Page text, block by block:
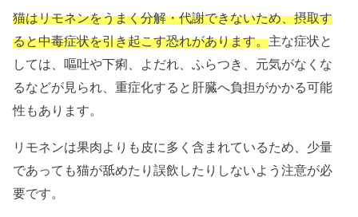
猫はリモネンをうまく分解・代謝できないため、摂取す
ると中毒症状を引き起こす恐れがあります。主な症状と
しては、嘔吐や下痢、よだれ、ふらつき、元気がなくな
るなどが見られ、重症化すると肝臓へ負担がかかる可能
性もあります。
リモネンは果肉よりも皮に多く含まれているため、少量
であっても猫が舐めたり誤飲したりしないよう注意が必
要です。